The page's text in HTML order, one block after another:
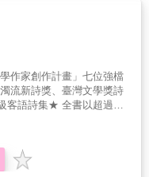
種未經雕琢的細膩，看似
出意味深長的畫面，好像
安排這樣陳述，粗中帶
的人生體悟，縫入若隱若
他想講告訴我們的故事。
伺詩人心靈的暗角，或思
的，是詩人對某些題材的
的煉金術，一段急促的成
密交錯建構出的「血
過敏」三輯詩作，擅於以
活出發的詩語言滿載大地
重建。月光，在各種文
學、童謠中，承載著豐富
的詩優美而有音樂性。她
關係、光影。從她的詩句
月光遍照之路。在柔和的
著我們與生命底蘊、文化
創造與想像之路。 林中
每隻光影就係哲思个花
輯、最佳客語歌手羅思容
、親情、家園、離散、記
重建。月光，在各種文
作家創作計畫」七位強檔
流新詩獎、臺灣文學獎詩
客語詩集★ 全書以超過
文學。領悟無常，跨越想
客語現代詩集《爧》集
人文、宇宙奧祕等多元素